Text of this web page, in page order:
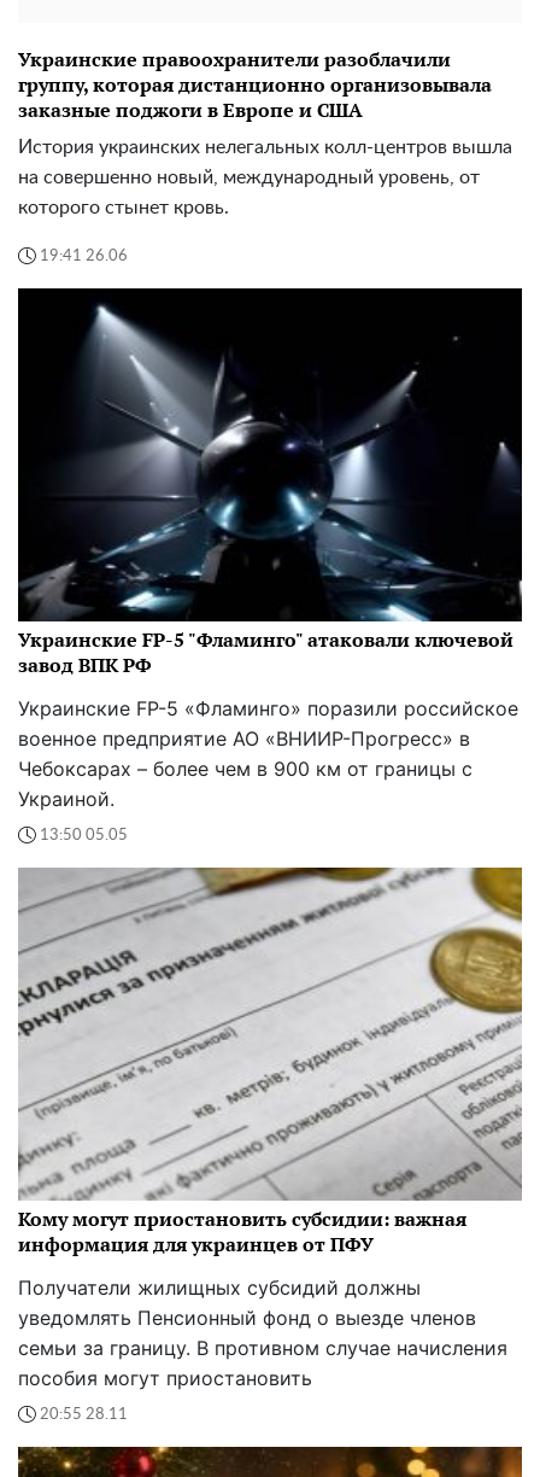
Украинские правоохранители разоблачили
группу, которая дистанционно организовывала
заказные поджоги в Европе и США
История украинских нелегальных колл-центров вышла
на совершенно новый, международный уровень, от
которого стынет кровь.
19:41 26.06
Украинские FP-5 "Фламинго" атаковали ключевой
завод ВПК РФ
Украинские FP-5 «Фламинго» поразили российское
военное предприятие АО «ВНИИР-Прогресс» в
Чебоксарах – более чем в 900 км от границы с
Украиной.
13:50 05.05
Кому могут приостановить субсидии: важная
информация для украинцев от ПФУ
Получатели жилищных субсидий должны
уведомлять Пенсионный фонд о выезде членов
семьи за границу. В противном случае начисления
пособия могут приостановить
20:55 28.11